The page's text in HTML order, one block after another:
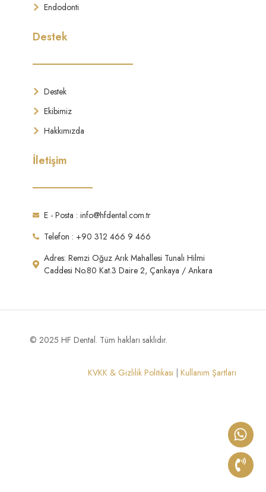
Endodonti
Destek
Destek
Ekibimiz
Hakkımızda
İletişim
E - Posta : info@hfdental.com.tr
Telefon : +90 312 466 9 466
Adres: Remzi Oğuz Arık Mahallesi Tunalı Hilmi
Caddesi No.80 Kat.3 Daire 2, Çankaya / Ankara
© 2025 HF Dental. Tüm hakları saklıdır.
KVKK & Gizlilik Politikası Kullanım Şartları